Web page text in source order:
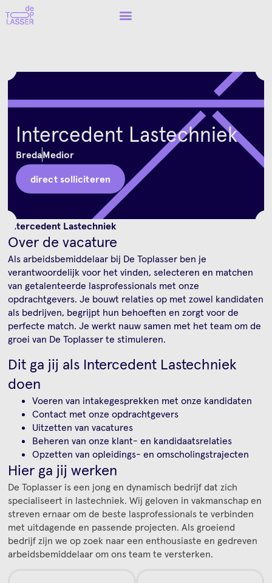
Intercedent Lastechniek
BredaMedior
direct solliciteren
Intercedent Lastechniek
Over de vacature
Als arbeidsbemiddelaar bij De Toplasser ben je
verantwoordelijk voor het vinden, selecteren en matchen
van getalenteerde lasprofessionals met onze
opdrachtgevers. Je bouwt relaties op met zowel kandidaten
als bedrijven, begrijpt hun behoeften en zorgt voor de
perfecte match. Je werkt nauw samen met het team om de
groei van De Toplasser te stimuleren.
Dit ga jij als Intercedent Lastechniek
doen
Voeren van intakegesprekken met onze kandidaten
Contact met onze opdrachtgevers
Uitzetten van vacatures
Beheren van onze klant- en kandidaatsrelaties
Opzetten van opleidings- en omscholingstrajecten
Hier ga jij werken
De Toplasser is een jong en dynamisch bedrijf dat zich
specialiseert in lastechniek. Wij geloven in vakmanschap en
streven ernaar om de beste lasprofessionals te verbinden
met uitdagende en passende projecten. Als groeiend
bedrijf zijn we op zoek naar een enthousiaste en gedreven
arbeidsbemiddelaar om ons team te versterken.